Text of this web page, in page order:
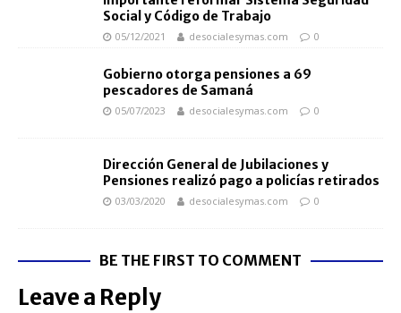
Social y Código de Trabajo
05/12/2021 desocialesymas.com 0
Gobierno otorga pensiones a 69
pescadores de Samaná
05/07/2023 desocialesymas.com 0
Dirección General de Jubilaciones y
Pensiones realizó pago a policías retirados
03/03/2020 desocialesymas.com 0
BE THE FIRST TO COMMENT
Leave a Reply